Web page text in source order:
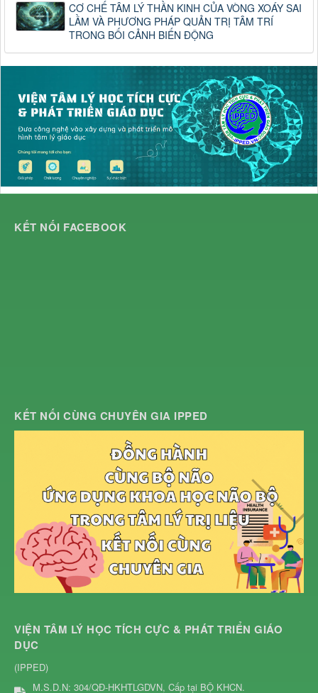
CƠ CHẾ TÂM LÝ THẦN KINH CỦA VÒNG XOÁY SAI
LẦM VÀ PHƯƠNG PHÁP QUẢN TRỊ TÂM TRÍ
TRONG BỐI CẢNH BIẾN ĐỘNG
KẾT NỐI FACEBOOK
KẾT NỐI CÙNG CHUYÊN GIA IPPED
VIỆN TÂM LÝ HỌC TÍCH CỰC & PHÁT TRIỂN GIÁO
DỤC
(IPPED)
M.S.D.N: 304/QĐ-HKHTLGDVN, Cấp tại BỘ KHCN.